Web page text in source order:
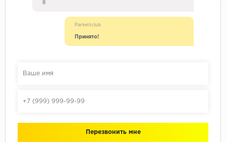
8
Parkettclub
Принято!